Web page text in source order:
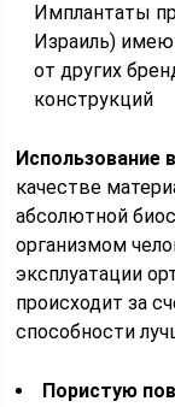
Имплантаты
Израиль)
от других
конструкций
Использование
качестве
абсолютной
организмом
эксплуатации
происходит за
способности
Пористую